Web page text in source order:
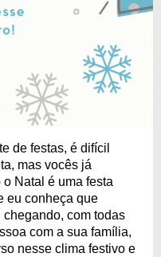
de festas, é difícil
mas vocês já
Natal é uma festa
eu conheça que
com todas
com a sua família,
nesse clima festivo e